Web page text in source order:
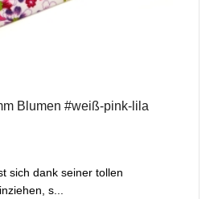
Blumen #weiß-pink-lila
sich dank seiner tollen
s...